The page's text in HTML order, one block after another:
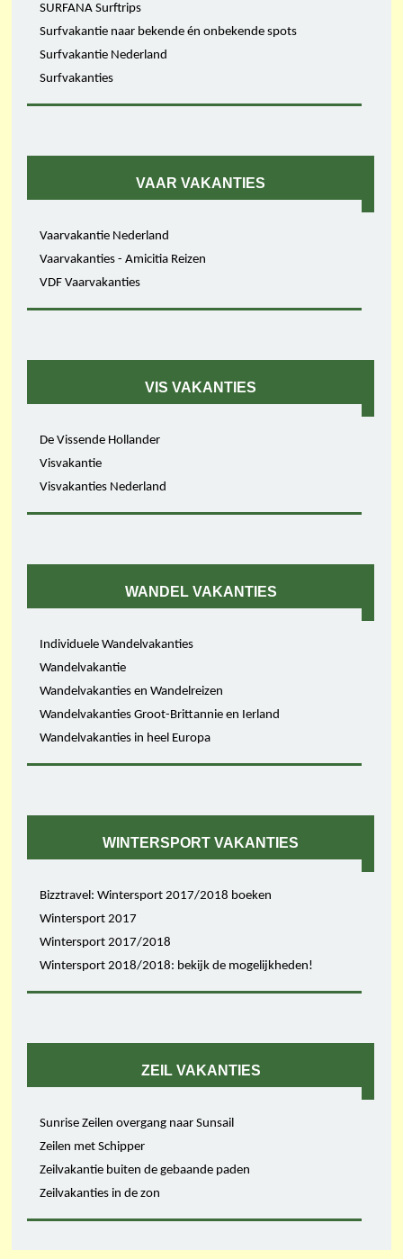
SURFANA Surftrips
Surfvakantie naar bekende én onbekende spots
Surfvakantie Nederland
Surfvakanties
VAAR VAKANTIES
Vaarvakantie Nederland
Vaarvakanties - Amicitia Reizen
VDF Vaarvakanties
VIS VAKANTIES
De Vissende Hollander
Visvakantie
Visvakanties Nederland
WANDEL VAKANTIES
Individuele Wandelvakanties
Wandelvakantie
Wandelvakanties en Wandelreizen
Wandelvakanties Groot-Brittannie en Ierland
Wandelvakanties in heel Europa
WINTERSPORT VAKANTIES
Bizztravel: Wintersport 2017/2018 boeken
Wintersport 2017
Wintersport 2017/2018
Wintersport 2018/2018: bekijk de mogelijkheden!
ZEIL VAKANTIES
Sunrise Zeilen overgang naar Sunsail
Zeilen met Schipper
Zeilvakantie buiten de gebaande paden
Zeilvakanties in de zon